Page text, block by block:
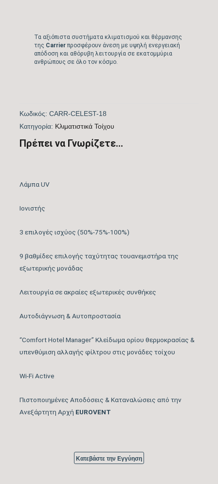
Τα αξιόπιστα συστήματα κλιματισμού και θέρμανσης
της Carrier προσφέρουν άνεση με υψηλή ενεργειακή
απόδοση και αθόρυβη λειτουργία σε εκατομμύρια
ανθρώπους σε όλο τον κόσμο.
Κωδικός: CARR-CELEST-18
Kατηγορία: Kλιματιστικά Τοίχου
Πρέπει να Γνωρίζετε...
Λάμπα UV
Ιονιστής
3 επιλογές ισχύος (50%-75%-100%)
9 βαθμίδες επιλογής ταχύτητας τουανεμιστήρα της
εξωτερικής μονάδας
Λειτουργία σε ακραίες εξωτερικές συνθήκες
Αυτοδιάγνωση & Αυτοπροστασία
“Comfort Hotel Manager” Κλείδωμα ορίου θερμοκρασίας &
υπενθύμιση αλλαγής φίλτρου στις μονάδες τοίχου
Wi-Fi Active
Πιστοποιημένες Αποδόσεις & Καταναλώσεις από την
Ανεξάρτητη Αρχή EUROVENT
Κατεβάστε την Εγγύηση
Λειτουργία Ψύξη &
Θέρμανση
ΝΑΙ
Συνδεσιμότητα WiFi
Φίλτρα Καθαρισμού
Παροχής Αέρα (m3/h)
800
Κάλυψη Χώρου έως …
(m2)
Κυβικά Μέτρα Κάλυψης
Ικανότητα (BTU/h)
17.060
Βαθμός Ενεργειακής
Βαθμός Ενεργειακής
tbc